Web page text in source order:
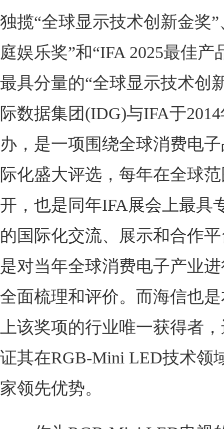
独揽“全球显示技术创新金奖”
庭娱乐奖”和“IFA 2025最佳产
最具分量的“全球显示技术创
际数据集团(IDG)与IFA于
办，是一项围绕全球消费电
际化盛大评选，每年在全球
开，也是同年IFA展会上最具
的国际化交流、展示和合作
是对当年全球消费电子产业
全面梳理和评价。而海信也
上该奖项的行业唯一获得者
证其在RGB-Mini LED技术领
家领先优势。